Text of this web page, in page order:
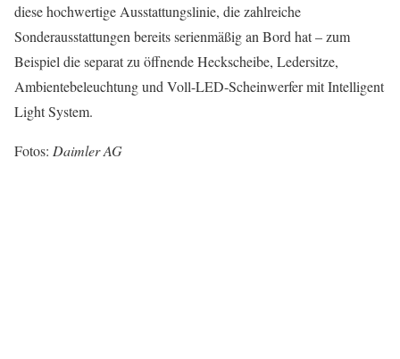
diese hochwertige Ausstattungslinie, die zahlreiche
Sonderausstattungen bereits serienmäßig an Bord hat – zum
Beispiel die separat zu öffnende Heckscheibe, Ledersitze,
Ambientebeleuchtung und Voll-LED-Scheinwerfer mit Intelligent
Light System.
Fotos: Daimler AG